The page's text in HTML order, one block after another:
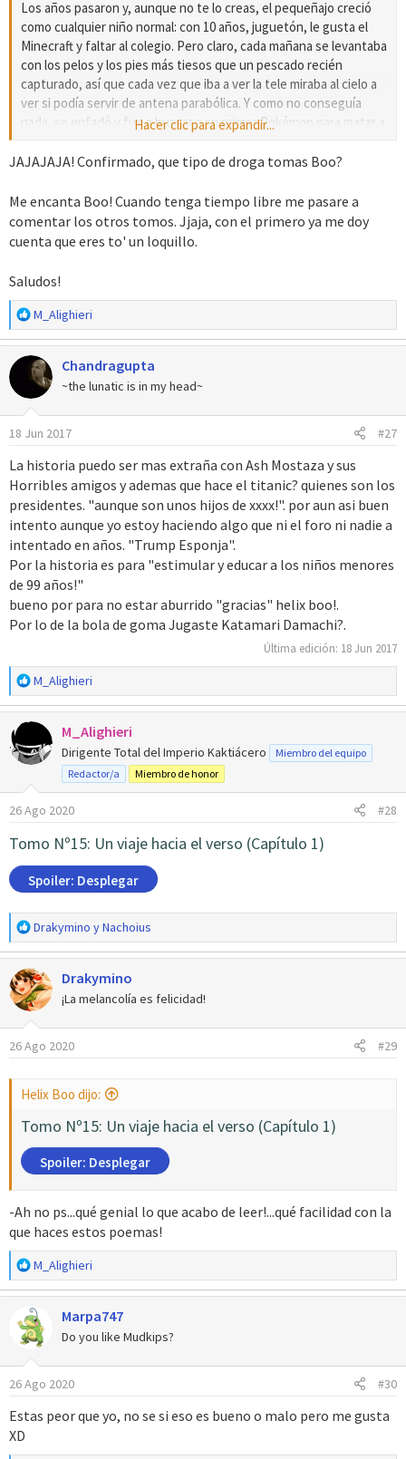
Los años pasaron y, aunque no te lo creas, el pequeñajo creció
como cualquier niño normal: con 10 años, juguetón, le gusta el
Minecraft y faltar al colegio. Pero claro, cada mañana se levantaba
con los pelos y los pies más tiesos que un pescado recién
capturado, así que cada vez que iba a ver la tele miraba al cielo a
ver si podía servir de antena parabólica. Y como no conseguía
nada, se enfadó y fue a buscar a su primer Pokémon para matar a
Hacer clic para expandir...
JAJAJAJA! Confirmado, que tipo de droga tomas Boo?
Me encanta Boo! Cuando tenga tiempo libre me pasare a
comentar los otros tomos. Jjaja, con el primero ya me doy
cuenta que eres to' un loquillo.
Saludos!
R
e
a
c
c
i
o
n
s
:
M_Alighieri
Chandragupta
~the lunatic is in my head~
18 Jun 2017 #27
La historia puedo ser mas extraña con Ash Mostaza y sus
Horribles amigos y ademas que hace el titanic? quienes son los
presidentes. "aunque son unos hijos de xxxx!". por aun asi buen
intento aunque yo estoy haciendo algo que ni el foro ni nadie a
intentado en años. "Trump Esponja".
Por la historia es para "estimular y educar a los niños menores
de 99 años!"
bueno por para no estar aburrido "gracias" helix boo!.
Por lo de la bola de goma Jugaste Katamari Damachi?.
Última edición: 18 Jun 2017
R
e
a
c
i
e
:
M_Alighieri
M_Alighieri
Dirigente Total del Imperio Kaktiácero
Miembro del equipo
Redactor/a
Miembro de honor
26 Ago 2020 #28
Tomo Nº15: Un viaje hacia el verso (Capítulo 1)
Spoiler: Desplegar
R
e
a
c
c
i
o
n
:
Drakymino yNachoius
Drakymino
¡La melancolía es felicidad!
26 Ago 2020 #29
Helix Boo dijo:
Tomo Nº15: Un viaje hacia el verso (Capítulo 1)
Spoiler: Desplegar
-Ah no ps...qué genial lo que acabo de leer!...qué facilidad con la
que haces estos poemas!
R
e
a
c
c
o
n
s
M_Alighieri
Marpa747
Do you like Mudkips?
26 Ago 2020 #30
Estas peor que yo, no se si eso es bueno o malo pero me gusta
XD